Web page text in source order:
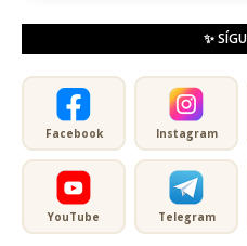
✨
Facebook Instagram
YouTube Telegram